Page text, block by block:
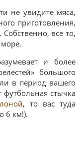
не увидите мяса,
приготовления,
все то,
и более
большого
в период вашего
футбольная стычка
, то вас туда
6 км!).